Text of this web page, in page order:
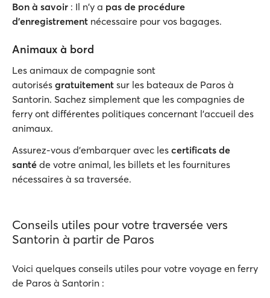
Bon à savoir : Il n'y a pas de procédure
d'enregistrement nécessaire pour vos bagages.
Animaux à bord
Les animaux de compagnie sont
autorisés gratuitement sur les bateaux de Paros à
Santorin. Sachez simplement que les compagnies de
ferry ont différentes politiques concernant l'accueil des
animaux.
Assurez-vous d'embarquer avec les certificats de
santé de votre animal, les billets et les fournitures
nécessaires à sa traversée.
Conseils utiles pour votre traversée vers
Santorin à partir de Paros
Voici quelques conseils utiles pour votre voyage en ferry
de Paros à Santorin :